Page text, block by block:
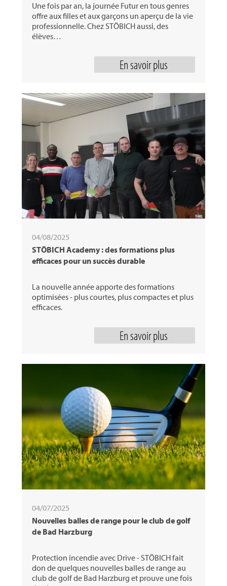
Une fois par an, la journée Futur en tous genres
offre aux filles et aux garçons un aperçu de la vie
professionnelle. Chez STÖBICH aussi, des
élèves…
En savoir plus
04/08/2025
STÖBICH Academy : des formations plus
efficaces pour un succès durable
La nouvelle année apporte des formations
optimisées - plus courtes, plus compactes et plus
efficaces.
En savoir plus
04/07/2025
Nouvelles balles de range pour le club de golf
de Bad Harzburg
Protection incendie avec Drive - STÖBICH fait
don de quelques nouvelles balles de range au
club de golf de Bad Harzburg et prouve une fois